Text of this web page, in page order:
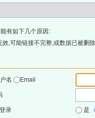
有如下几个原因:
,可能链接不完整,或数据已被删
名
Email
录 是